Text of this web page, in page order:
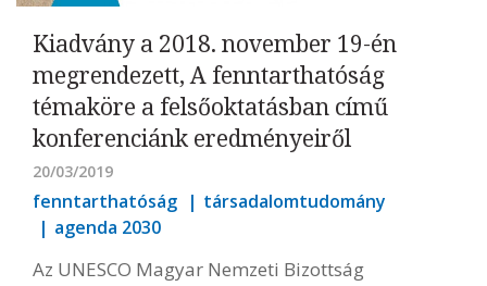
Kiadvány a 2018. november 19-én
megrendezett, A fenntarthatóság
témaköre a felsőoktatásban című
konferenciánk eredményeiről
20/03/2019
fenntarthatóság
társadalomtudomány
agenda 2030
Az UNESCO Magyar Nemzeti Bizottság